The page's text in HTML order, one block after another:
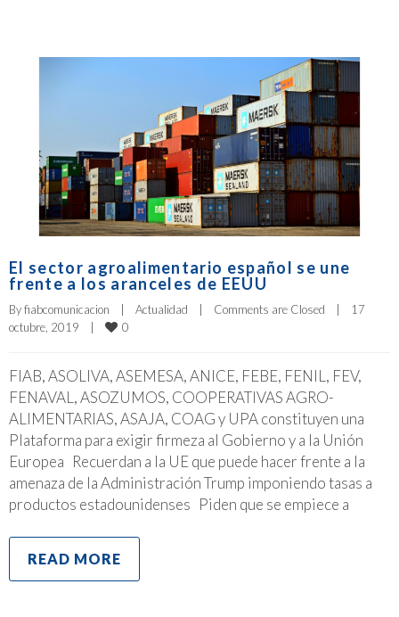
El sector agroalimentario español se une
frente a los aranceles de EEUU
By fiabcomunicacion Actualidad Comments are Closed
17
octubre, 2019
0
FIAB, ASOLIVA, ASEMESA, ANICE, FEBE, FENIL, FEV,
FENAVAL, ASOZUMOS, COOPERATIVAS AGRO-
ALIMENTARIAS, ASAJA, COAG y UPA constituyen una
Plataforma para exigir firmeza al Gobierno y a la Unión
Europea Recuerdan a la UE que puede hacer frente a la
amenaza de la Administración Trump imponiendo tasas a
productos estadounidenses Piden que se empiece a
READ MORE